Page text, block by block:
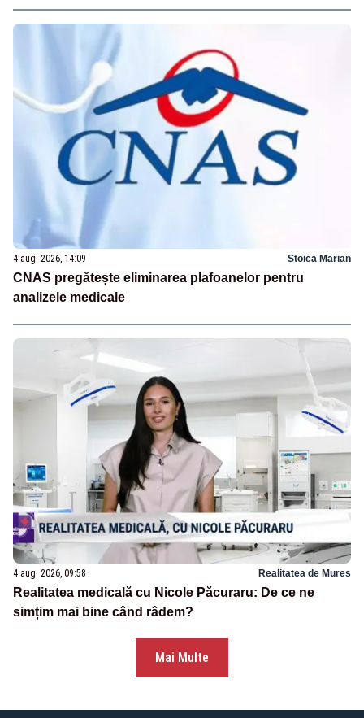
4 aug. 2026, 14:09 Stoica Marian
CNAS pregătește eliminarea plafoanelor pentru
analizele medicale
4 aug. 2026, 09:58 Realitatea de Mures
Realitatea medicală cu Nicole Păcuraru: De ce ne
simțim mai bine când râdem?
Mai Multe